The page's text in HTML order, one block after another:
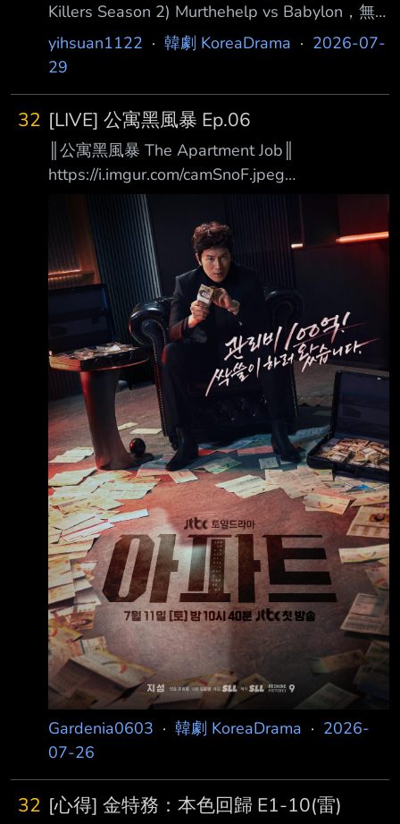
Killers Season 2) Murthehelp vs Babylon，無
法避免的戰爭一觸即發
https://imgur.com/7InwBoj 完成「協助殺人」交
叔叔進灣。 面對來自巴比倫國際勢力的更大威
脅，兩人正式攜手展開反擊。 7 月 22 日起，每
週三 15:00 於 Disney+ 更新兩集，全劇共八
集。
─────────────────────────────
────────── 導 演
yihsuan1122 · 韓劇 KoreaDrama · 2026-07-
29
32 [LIVE] 公寓黑風暴 Ep.06
║公寓黑風暴 The Apartment Job║
https://i.imgur.com/camSnoF.jpeg
https://i.imgur.com/vDSk8wm.jpeg 100億的管
理費我要全部拿走！ 你每個月所繳納的管理
費，真的有用在對的地方嗎？ 在韓國有一半以
上的人民住在公寓大廈，而我們每個月收到的管
理費帳單上唯一看得懂的， 大概只有「合計金
額」那一欄。 清潔費？委託管理費？還有連名
稱都讓人一頭霧水的「長期修繕準備金」？
「反正才幾萬元而已，有什麼關係。」 在我們
習以為常、從不過問的冷漠
Gardenia0603 · 韓劇 KoreaDrama · 2026-
07-26
32 [心得] 金特務：本色回歸 E1-10(雷)